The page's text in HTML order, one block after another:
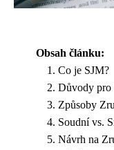
Obsah článku:
Co je SJM?
Důvody pro
Způsoby
Soudní vs.
Návrh na